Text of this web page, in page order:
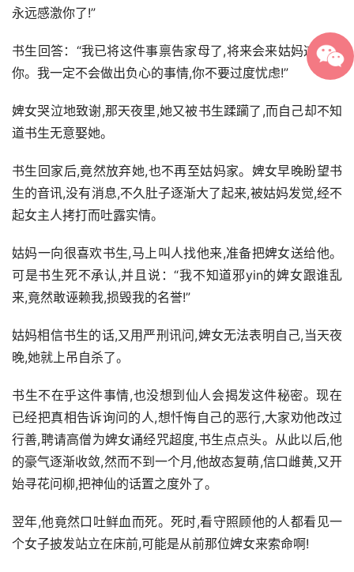
永远感激你了!”
书生回答：“我已将这件事禀告家母了,将来会来姑妈这里要
你。我一定不会做出负心的事情,你不要过度忧虑!”
婢女哭泣地致谢,那天夜里,她又被书生蹂躏了,而自己却不知
道书生无意娶她。
书生回家后,竟然放弃她,也不再至姑妈家。婢女早晚盼望书
生的音讯,没有消息,不久肚子逐渐大了起来,被姑妈发觉,经不
起女主人拷打而吐露实情。
姑妈一向很喜欢书生,马上叫人找他来,准备把婢女送给他。
可是书生死不承认,并且说：“我不知道邪yin的婢女跟谁乱
来,竟然敢诬赖我,损毁我的名誉!”
姑妈相信书生的话,又用严刑讯问,婢女无法表明自己,当天夜
晚,她就上吊自杀了。
书生不在乎这件事情,也没想到仙人会揭发这件秘密。现在
已经把真相告诉询问的人,想忏悔自己的恶行,大家劝他改过
行善,聘请高僧为婢女诵经咒超度,书生点点头。从此以后,他
的豪气逐渐收敛,然而不到一个月,他故态复萌,信口雌黄,又开
始寻花问柳,把神仙的话置之度外了。
翌年,他竟然口吐鲜血而死。死时,看守照顾他的人都看见一
个女子披发站立在床前,可能是从前那位婢女来索命啊!